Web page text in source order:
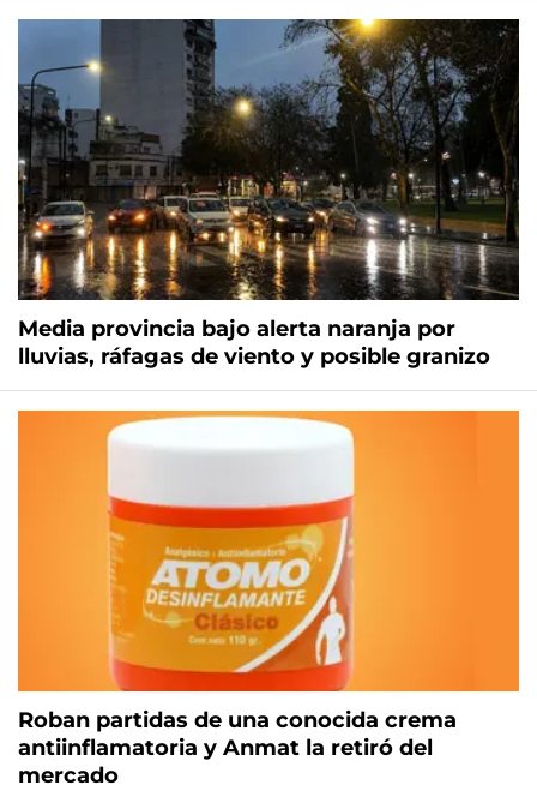
Media provincia bajo alerta naranja por
lluvias, ráfagas de viento y posible granizo
Roban partidas de una conocida crema
antiinflamatoria y Anmat la retiró del
mercado